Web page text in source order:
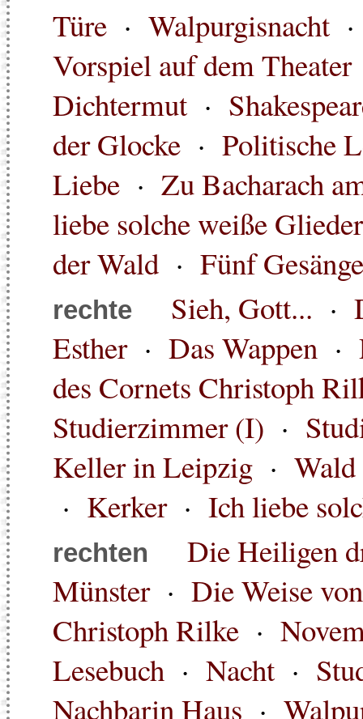
Türe · Walpurgisnacht
Vorspiel auf dem Theater
Dichtermut ·
der Glocke · Politische
Liebe · Zu Bacharach
liebe solche weiße Glieder
der Wald · Fünf Gesänge
rechte Sieh, Gott... ·
Esther· Das Wappen ·
des Cornets Christoph
Studierzimmer (I) ·
Keller in Leipzig ·
· Kerker· Ich liebe
rechten
Die Heiligen
Münster· Die Weise
Christoph Rilke ·
Lesebuch · Nacht ·
Nachbarin Haus ·